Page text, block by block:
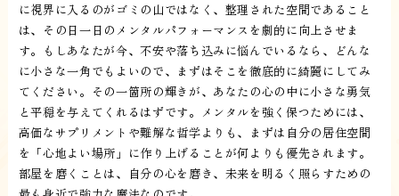
に視界に入るのがゴミの山ではなく、整理された空間であること
は、その日一日のメンタルパフォーマンスを劇的に向上させま
す。もしあなたが今、不安や落ち込みに悩んでいるなら、どんな
に小さな一角でもよいので、まずはそこを徹底的に綺麗にしてみ
てください。その一箇所の輝きが、あなたの心の中に小さな勇気
と平穏を与えてくれるはずです。メンタルを強く保つためには、
高価なサプリメントや難解な哲学よりも、まずは自分の居住空間
を「心地よい場所」に作り上げることが何よりも優先されます。
部屋を磨くことは、自分の心を磨き、未来を明るく照らすための